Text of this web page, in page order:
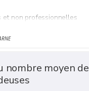
non professionnelles
nombre moyen de